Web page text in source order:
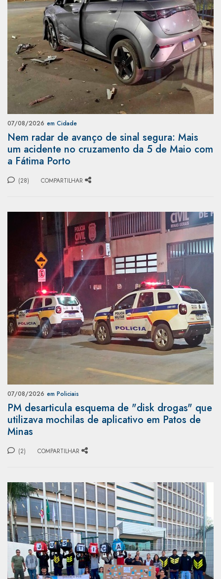
07/08/2026 em Cidade
Nem radar de avanço de sinal segura: Mais
um acidente no cruzamento da 5 de Maio com
a Fátima Porto
(28) COMPARTILHAR
07/08/2026 em Policiais
PM desarticula esquema de "disk drogas" que
utilizava mochilas de aplicativo em Patos de
Minas
(2) COMPARTILHAR